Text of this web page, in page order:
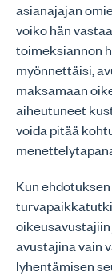
asianajajan
voiko hän
toimeksiannon
myönnettäisi,
maksamaan
aiheutuneet
voida pitää
Kun
avustajina vain
lyhentämisen